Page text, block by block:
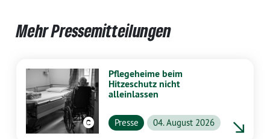
Mehr Pressemitteilungen
Pflegeheime beim
Hitzeschutz nicht
alleinlassen
Presse 04. August 2026